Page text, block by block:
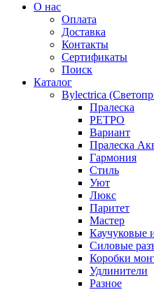
О нас
Оплата
Доставка
Контакты
Сертификаты
Поиск
Каталог
Bylectrica
Пралеска
РЕТРО
Вариант
Пралеска
Гармония
Стиль
Уют
Люкс
Паритет
Мастер
Каучуковые
Силовые
Коробки
Удлинители
Разное